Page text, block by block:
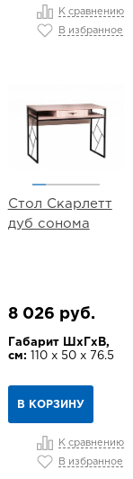
К сравнению
В избранное
Стол Скарлетт
дуб сонома
8 026 руб.
Габарит ШхГхВ,
см: 110 х 50 х 76.5
В КОРЗИНУ
К сравнению
В избранное